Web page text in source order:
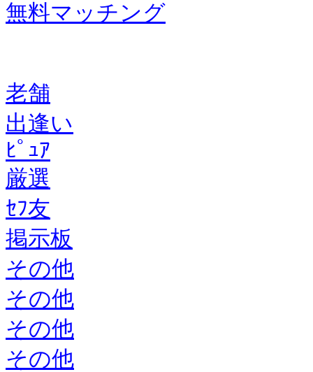
無料マッチング
老舗
出逢い
ﾋﾟｭｱ
厳選
ｾﾌ友
掲示板
その他
その他
その他
その他